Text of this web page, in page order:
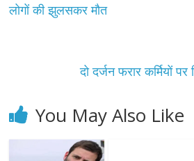
लोगों की झुलसकर मौत
दो दर्जन फरार कर्मियों
You May Also Like